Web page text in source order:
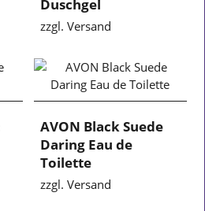
Duschgel
zzgl. Versand
AVON Black Suede
Daring Eau de
Toilette
zzgl. Versand